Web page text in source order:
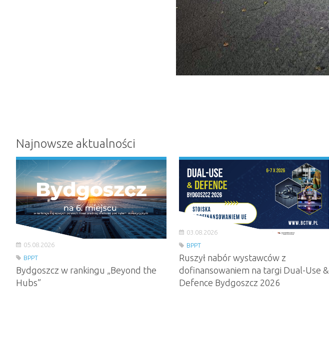
Najnowsze aktualności
05.08.2026
BPPT
Bydgoszcz w rankingu „Beyond the
Hubs”
03.08.2026
BPPT
Ruszył nabór wystawców z
dofinansowaniem na targi Dual-Use &
Defence Bydgoszcz 2026